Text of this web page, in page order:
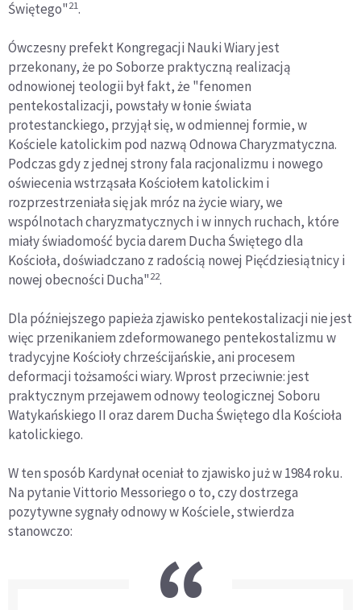
Świętego"21.
Ówczesny prefekt Kongregacji Nauki Wiary jest
przekonany, że po Soborze praktyczną realizacją
odnowionej teologii był fakt, że "fenomen
pentekostalizacji, powstały w łonie świata
protestanckiego, przyjął się, w odmiennej formie, w
Kościele katolickim pod nazwą Odnowa Charyzmatyczna.
Podczas gdy z jednej strony fala racjonalizmu i nowego
oświecenia wstrząsała Kościołem katolickim i
rozprzestrzeniała się jak mróz na życie wiary, we
wspólnotach charyzmatycznych i w innych ruchach, które
miały świadomość bycia darem Ducha Świętego dla
Kościoła, doświadczano z radością nowej Pięćdziesiątnicy i
nowej obecności Ducha"22.
Dla późniejszego papieża zjawisko pentekostalizacji nie jest
więc przenikaniem zdeformowanego pentekostalizmu w
tradycyjne Kościoły chrześcijańskie, ani procesem
deformacji tożsamości wiary. Wprost przeciwnie: jest
praktycznym przejawem odnowy teologicznej Soboru
Watykańskiego II oraz darem Ducha Świętego dla Kościoła
katolickiego.
W ten sposób Kardynał oceniał to zjawisko już w 1984 roku.
Na pytanie Vittorio Messoriego o to, czy dostrzega
pozytywne sygnały odnowy w Kościele, stwierdza
stanowczo: